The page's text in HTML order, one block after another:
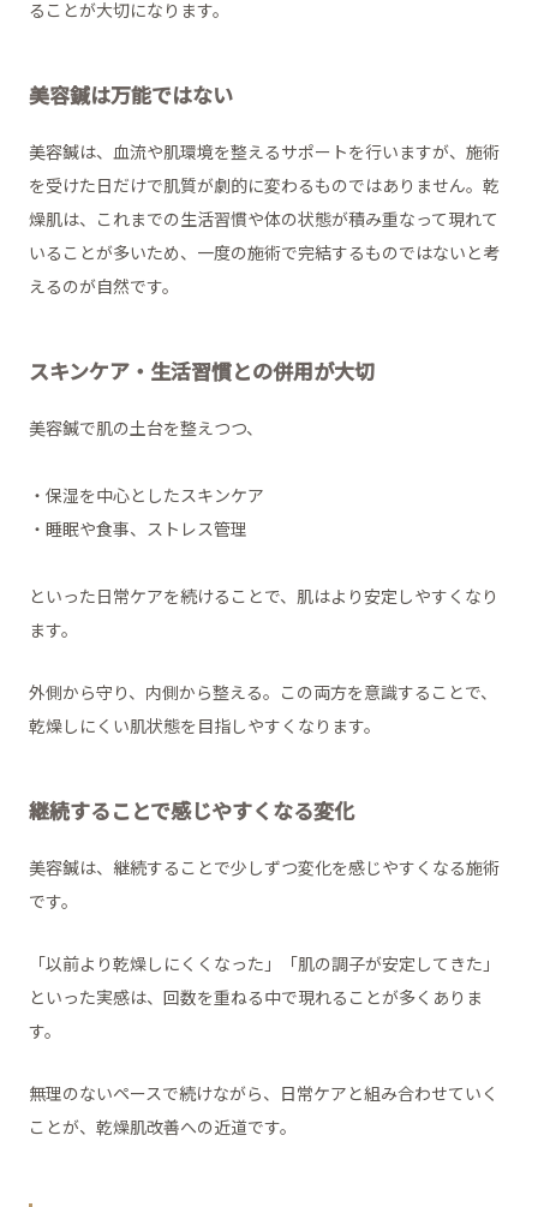
ることが大切になります。
美容鍼は万能ではない
美容鍼は、血流や肌環境を整えるサポートを行いますが、施術
を受けた日だけで肌質が劇的に変わるものではありません。乾
燥肌は、これまでの生活習慣や体の状態が積み重なって現れて
いることが多いため、一度の施術で完結するものではないと考
えるのが自然です。
スキンケア・生活習慣との併用が大切
美容鍼で肌の土台を整えつつ、
・保湿を中心としたスキンケア
・睡眠や食事、ストレス管理
といった日常ケアを続けることで、肌はより安定しやすくなり
ます。
外側から守り、内側から整える。この両方を意識することで、
乾燥しにくい肌状態を目指しやすくなります。
継続することで感じやすくなる変化
美容鍼は、継続することで少しずつ変化を感じやすくなる施術
です。
「以前より乾燥しにくくなった」「肌の調子が安定してきた」
といった実感は、回数を重ねる中で現れることが多くありま
す。
無理のないペースで続けながら、日常ケアと組み合わせていく
ことが、乾燥肌改善への近道です。